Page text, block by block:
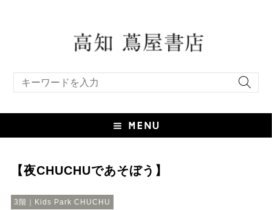
【夜CHUCHUであそぼう】
3階｜Kids Park CHUCHU